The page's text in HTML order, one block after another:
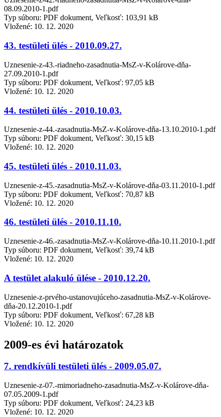
08.09.2010-1.pdf
Typ súboru: PDF dokument, Veľkosť: 103,91 kB
Vložené: 10. 12. 2020
43. testületi ülés - 2010.09.27.
Uznesenie-z-43.-riadneho-zasadnutia-MsZ-v-Kolárove-dňa-
27.09.2010-1.pdf
Typ súboru: PDF dokument, Veľkosť: 97,05 kB
Vložené: 10. 12. 2020
44. testületi ülés - 2010.10.03.
Uznesenie-z-44.-zasadnutia-MsZ-v-Kolárove-dňa-13.10.2010-1.pdf
Typ súboru: PDF dokument, Veľkosť: 30,15 kB
Vložené: 10. 12. 2020
45. testületi ülés - 2010.11.03.
Uznesenie-z-45.-zasadnutia-MsZ-v-Kolárove-dňa-03.11.2010-1.pdf
Typ súboru: PDF dokument, Veľkosť: 70,87 kB
Vložené: 10. 12. 2020
46. testületi ülés - 2010.11.10.
Uznesenie-z-46.-zasadnutia-MsZ-v-Kolárove-dňa-10.11.2010-1.pdf
Typ súboru: PDF dokument, Veľkosť: 39,74 kB
Vložené: 10. 12. 2020
A testület alakuló ülése - 2010.12.20.
Uznesenie-z-prvého-ustanovujúceho-zasadnutia-MsZ-v-Kolárove-
dňa-20.12.2010-1.pdf
Typ súboru: PDF dokument, Veľkosť: 67,28 kB
Vložené: 10. 12. 2020
2009-es évi határozatok
7. rendkívüli testületi ülés - 2009.05.07.
Uznesenie-z-07.-mimoriadneho-zasadnutia-MsZ-v-Kolárove-dňa-
07.05.2009-1.pdf
Typ súboru: PDF dokument, Veľkosť: 24,23 kB
Vložené: 10. 12. 2020